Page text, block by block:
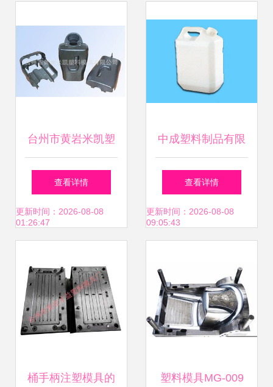
台州市黄岩米凯塑
料模具 匠心智造，
模具产品列表全解
查看详情
更新时间：2026-08-08
01:26:47
中成塑料制品有限
责任公司 精密模具
与高清品质的价值
查看详情
更新时间：2026-08-08
09:05:43
桶手柄注塑模具的 塑料模具MG-009